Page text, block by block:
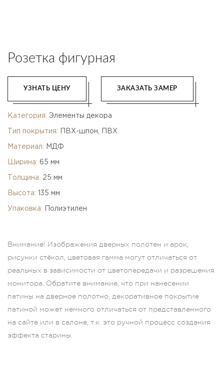
Розетка фигурная
УЗНАТЬ ЦЕНУ ЗАКАЗАТЬ ЗАМЕР
Категория: Элементы декора
Тип покрытия: ПВХ-шпон, ПВХ
Материал: МДФ
Ширина: 65 мм
Толщина: 25 мм
Высота: 135 мм
Упаковка: Полиэтилен
Внимание! Изображения дверных полотен и арок,
рисунки стёкол, цветовая гамма могут отличаться от
реальных в зависимости от цветопередачи и разрешения
монитора. Обратите внимание, что при нанесении
патины на дверное полотно, декоративное покрытие
патиной может немного отличаться от представленного
на сайте или в салоне, т.к. это ручной процесс создания
эффекта старины.